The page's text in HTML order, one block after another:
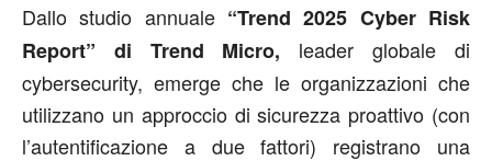
Dallo studio annuale“Trend 2025 Cyber Risk
Report” di Trend Micro, leader globale di
cybersecurity, emerge che le organizzazioni che
utilizzano un approccio di sicurezza proattivo (con
l’autentificazione a due fattori) registrano una